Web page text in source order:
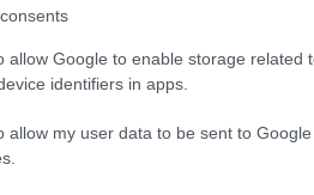
allow Google to enable storage related
identifiers in apps.
allow my user data to be sent to
a casa a piedi dopo una
Insomma, un vantaggio
ama rientrare a casa a
quartiere a luci rosse di